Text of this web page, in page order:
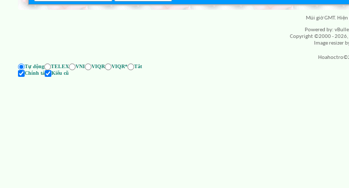
Múi giờ GMT.
Powered by:
Copyright ©2000 - 2026,
Image resizer
Tự động
TELEX VNI VIQR VIQR*
Tắt
Chính tả Kiểu cũ